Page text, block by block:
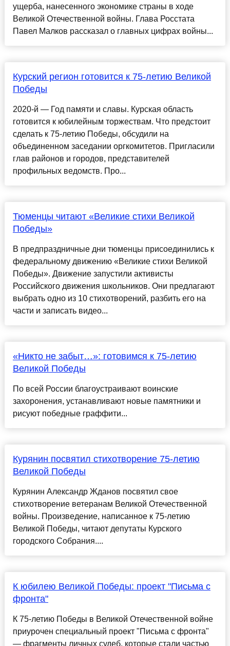
ущерба, нанесенного экономике страны в ходе
Великой Отечественной войны. Глава Росстата
Павел Малков рассказал о главных цифрах войны...
Курский регион готовится к 75-летию Великой
Победы
2020-й — Год памяти и славы. Курская область
готовится к юбилейным торжествам. Что предстоит
сделать к 75-летию Победы, обсудили на
объединенном заседании оргкомитетов. Пригласили
глав районов и городов, представителей
профильных ведомств. Про...
Тюменцы читают «Великие стихи Великой
Победы»
В предпраздничные дни тюменцы присоединились к
федеральному движению «Великие стихи Великой
Победы». Движение запустили активисты
Российского движения школьников. Они предлагают
выбрать одно из 10 стихотворений, разбить его на
части и записать видео...
«Никто не забыт…»: готовимся к 75-летию
Великой Победы
По всей России благоустраивают воинские
захоронения, устанавливают новые памятники и
рисуют победные граффити...
Курянин посвятил стихотворение 75-летию
Великой Победы
Курянин Александр Жданов посвятил свое
стихотворение ветеранам Великой Отечественной
войны. Произведение, написанное к 75-летию
Великой Победы, читают депутаты Курского
городского Собрания....
К юбилею Великой Победы: проект "Письма с
фронта"
К 75-летию Победы в Великой Отечественной войне
приурочен специальный проект "Письма с фронта"
— фрагменты личных судеб, которые стали частью